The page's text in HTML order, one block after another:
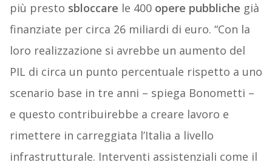
più presto sbloccare le 400 opere pubbliche già
finanziate per circa 26 miliardi di euro. “Con la
loro realizzazione si avrebbe un aumento del
PIL di circa un punto percentuale rispetto a uno
scenario base in tre anni – spiega Bonometti –
e questo contribuirebbe a creare lavoro e
rimettere in carreggiata l’Italia a livello
infrastrutturale. Interventi assistenziali come il